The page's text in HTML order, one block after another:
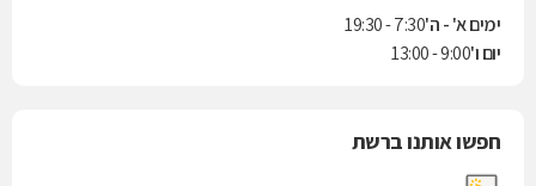
ימים א' - ה'7:30 - 19:30
יום ו'9:00 - 13:00
חפשו אותנו ברשת